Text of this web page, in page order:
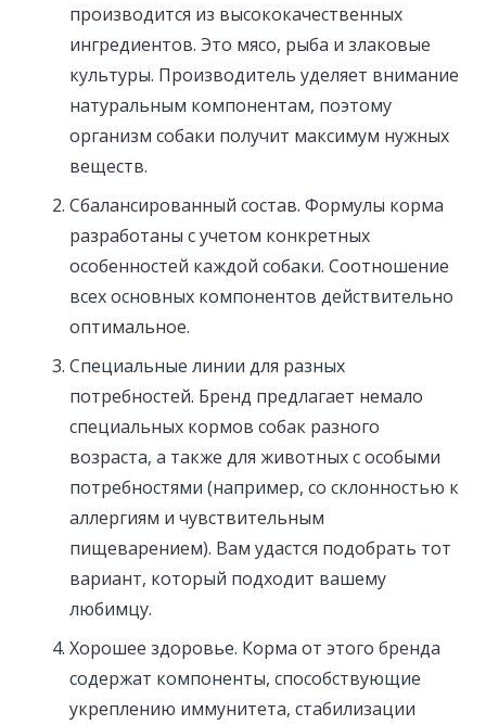
производится из высококачественных
ингредиентов. Это мясо, рыба и злаковые
культуры. Производитель уделяет внимание
натуральным компонентам, поэтому
организм собаки получит максимум нужных
веществ.
Сбалансированный состав. Формулы корма
разработаны с учетом конкретных
особенностей каждой собаки. Соотношение
всех основных компонентов действительно
оптимальное.
Специальные линии для разных
потребностей. Бренд предлагает немало
специальных кормов собак разного
возраста, а также для животных с особыми
потребностями (например, со склонностью к
аллергиям и чувствительным
пищеварением). Вам удастся подобрать тот
вариант, который подходит вашему
любимцу.
Хорошее здоровье. Корма от этого бренда
содержат компоненты, способствующие
укреплению иммунитета, стабилизации